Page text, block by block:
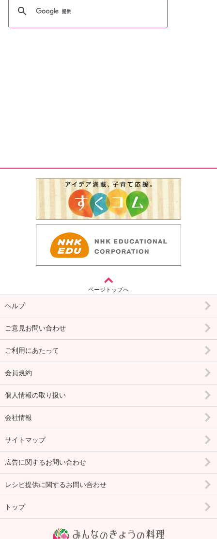
ページトップへ
ヘルプ
ご意見お問い合わせ
ご利用にあたって
会員規約
個人情報の取り扱い
会社情報
サイトマップ
広告に関するお問い合わせ
レシピ提供に関するお問い合わせ
トップ